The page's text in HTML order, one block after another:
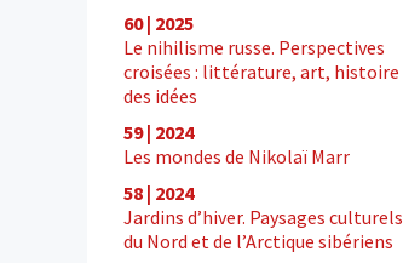
60 | 2025
Le nihilisme russe. Perspectives
croisées : littérature, art, histoire
des idées
59 | 2024
Les mondes de Nikolaï Marr
58 | 2024
Jardins d’hiver. Paysages culturels
du Nord et de l’Arctique sibériens